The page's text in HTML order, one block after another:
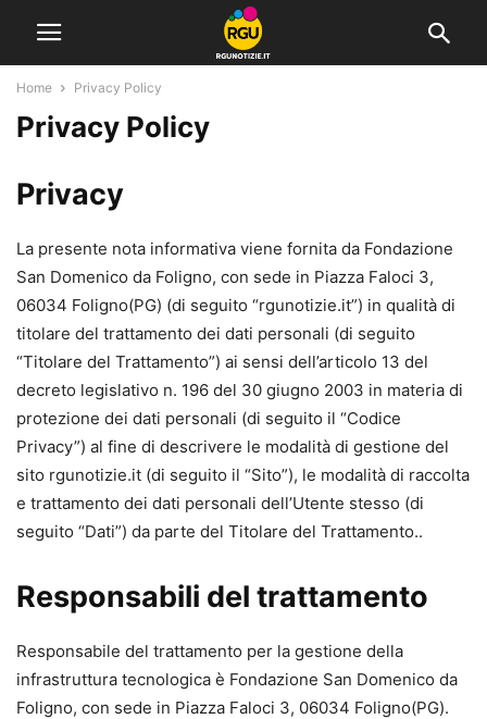
Home Privacy Policy
Privacy Policy
Privacy
La presente nota informativa viene fornita da Fondazione
San Domenico da Foligno, con sede in Piazza Faloci 3,
06034 Foligno(PG) (di seguito “rgunotizie.it”) in qualità di
titolare del trattamento dei dati personali (di seguito
“Titolare del Trattamento”) ai sensi dell’articolo 13 del
decreto legislativo n. 196 del 30 giugno 2003 in materia di
protezione dei dati personali (di seguito il “Codice
Privacy”) al fine di descrivere le modalità di gestione del
sito rgunotizie.it (di seguito il “Sito”), le modalità di raccolta
e trattamento dei dati personali dell’Utente stesso (di
seguito “Dati”) da parte del Titolare del Trattamento..
Responsabili del trattamento
Responsabile del trattamento per la gestione della
infrastruttura tecnologica è Fondazione San Domenico da
Foligno, con sede in Piazza Faloci 3, 06034 Foligno(PG).